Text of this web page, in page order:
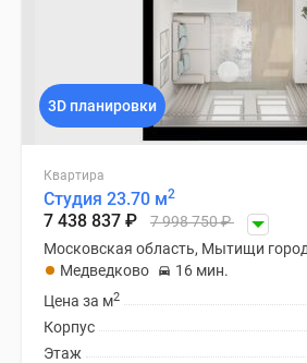
3D планировки
Квартира
Студия 23.70 м2
7 438 837 ₽ 7 998 750₽
Московская область, Мытищи
Медведково
16 мин.
Цена за м2
Корпус
Этаж